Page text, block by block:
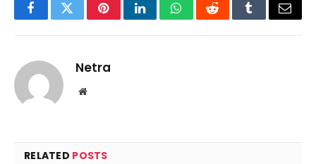
FacebookTwitterPinterestLinkedInWhatsAppRedditTumblrEmail
Netra
Website
RELATED POSTS